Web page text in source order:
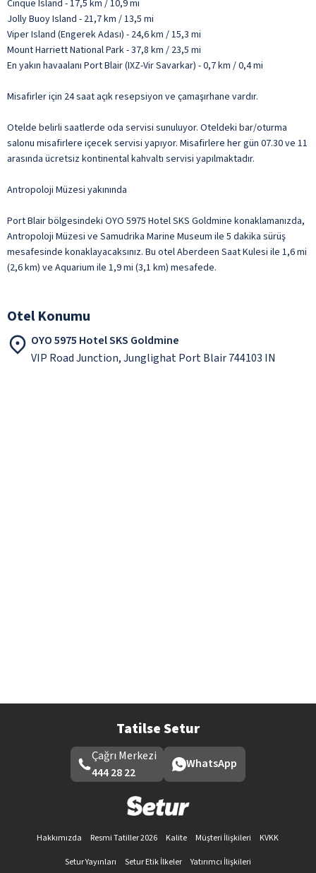
Cinque Island - 17,5 km / 10,9 mi
Jolly Buoy Island - 21,7 km / 13,5 mi
Viper Island (Engerek Adası) - 24,6 km / 15,3 mi
Mount Harriett National Park - 37,8 km / 23,5 mi
En yakın havaalanı Port Blair (IXZ-Vir Savarkar) - 0,7 km / 0,4 mi
Misafirler için 24 saat açık resepsiyon ve çamaşırhane vardır.
Otelde belirli saatlerde oda servisi sunuluyor. Oteldeki bar/oturma
salonu misafirlere içecek servisi yapıyor. Misafirlere her gün 07.30 ve 11
arasında ücretsiz kontinental kahvaltı servisi yapılmaktadır.
Antropoloji Müzesi yakınında
Port Blair bölgesindeki OYO 5975 Hotel SKS Goldmine konaklamanızda,
Antropoloji Müzesi ve Samudrika Marine Museum ile 5 dakika sürüş
mesafesinde konaklayacaksınız. Bu otel Aberdeen Saat Kulesi ile 1,6 mi
(2,6 km) ve Aquarium ile 1,9 mi (3,1 km) mesafede.
Otel Konumu
OYO 5975 Hotel SKS Goldmine
VIP Road Junction, Junglighat Port Blair 744103 IN
Tatilse Setur
Çağrı Merkezi
444 28 22
WhatsApp
Hakkımızda Resmi Tatiller 2026 Kalite Müşteri İlişkileri
KVKK
Setur Yayınları
Setur Etik İlkeler
Yatırımcı İlişkileri